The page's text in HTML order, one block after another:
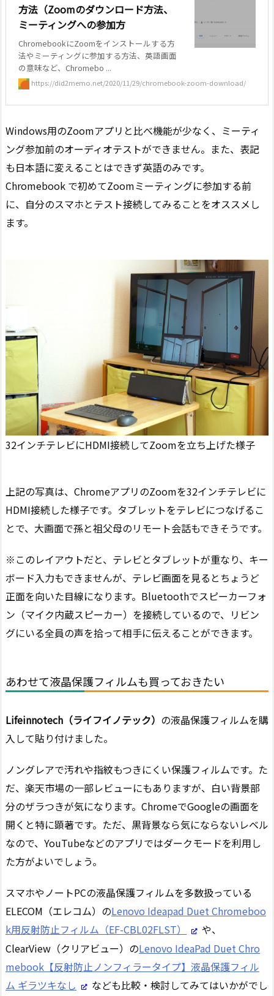
方法（Zoomのダウンロード方法、
ミーティングへの参加方
ChromebookにZoomをインストールする方
法やミーティングに参加する方法、英語画面
の意味など、Chromebo ...
https://did2memo.net/2020/11/29/chromebook-zoom-download/
Windows用のZoomアプリと比べ機能が少なく、ミーティ
ング参加前のオーディオテストができません。また、表記
も日本語に変えることはできず英語のみです。
Chromebook で初めてZoomミーティングに参加する前
に、自分のスマホとテスト接続してみることをオススメし
ます。
32インチテレビにHDMI接続してZoomを立ち上げた様子
上記の写真は、ChromeアプリのZoomを32インチテレビに
HDMI接続した様子です。タブレットをテレビにつなげるこ
とで、大画面で孫と祖父母のリモート会話もできそうです。
※このレイアウトだと、テレビとタブレットが重なり、キー
ボード入力もできませんが、テレビ画面を見るとちょうど
正面を向いた目線になります。Bluetoothでスピーカーフォ
ン（マイク内蔵スピーカー）を接続しているので、リビン
グにいる全員の声を拾って相手に伝えることができます。
あわせて液晶保護フィルムも買っておきたい
Lifeinnotech（ライフイノテック） の液晶保護フィルムを購
入して貼り付けました。
ノングレアで汚れや指紋もつきにくい保護フィルムです。た
だ、楽天市場の一部レビューにもありますが、白い背景部
分のザラつきが気になります。ChromeでGoogleの画面を
開くと特に顕著です。ただ、黒背景なら気にならないレベル
なので、YouTubeなどのアプリではダークモードを利用し
た方がよいでしょう。
スマホやノートPCの液晶保護フィルムを多数扱っている
ELECOM（エレコム）のLenovo Ideapad Duet Chromeboo
k用反射防止フィルム（EF-CBL02FLST）
や、
ClearView（クリアビュー）のLenovo IdeaPad Duet Chro
mebook【反射防止ノンフィラータイプ】液晶保護フィル
ム ギラツキなし
なども比較・検討してみてはいかがでし